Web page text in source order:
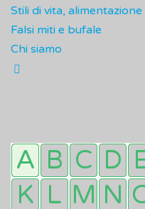
Stili di vita,
Falsi miti e bufale
Chi siamo